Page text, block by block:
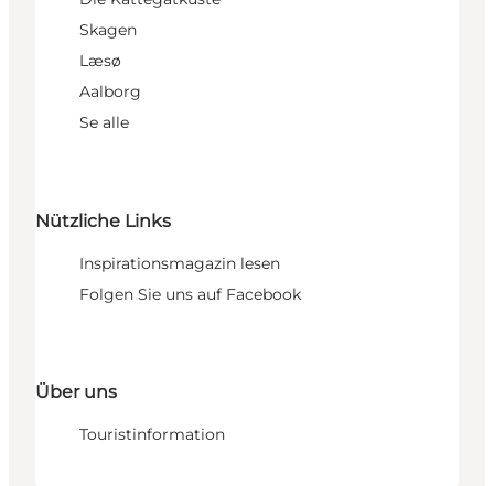
Skagen
Læsø
Aalborg
Se alle
Nützliche Links
Inspirationsmagazin lesen
Folgen Sie uns auf Facebook
Über uns
Touristinformation